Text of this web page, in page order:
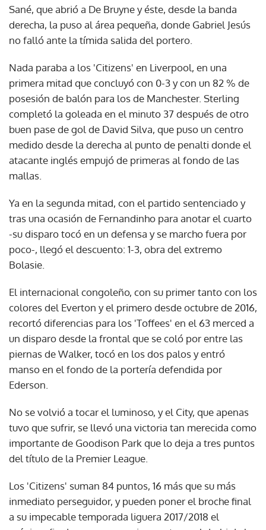
Sané, que abrió a De Bruyne y éste, desde la banda
derecha, la puso al área pequeña, donde Gabriel Jesús
no falló ante la tímida salida del portero.
Nada paraba a los 'Citizens' en Liverpool, en una
primera mitad que concluyó con 0-3 y con un 82 % de
posesión de balón para los de Manchester. Sterling
completó la goleada en el minuto 37 después de otro
buen pase de gol de David Silva, que puso un centro
medido desde la derecha al punto de penalti donde el
atacante inglés empujó de primeras al fondo de las
mallas.
Ya en la segunda mitad, con el partido sentenciado y
tras una ocasión de Fernandinho para anotar el cuarto
-su disparo tocó en un defensa y se marcho fuera por
poco-, llegó el descuento: 1-3, obra del extremo
Bolasie.
El internacional congoleño, con su primer tanto con los
colores del Everton y el primero desde octubre de 2016,
recortó diferencias para los 'Toffees' en el 63 merced a
un disparo desde la frontal que se coló por entre las
piernas de Walker, tocó en los dos palos y entró
manso en el fondo de la portería defendida por
Ederson.
No se volvió a tocar el luminoso, y el City, que apenas
tuvo que sufrir, se llevó una victoria tan merecida como
importante de Goodison Park que lo deja a tres puntos
del título de la Premier League.
Los 'Citizens' suman 84 puntos, 16 más que su más
inmediato perseguidor, y pueden poner el broche final
a su impecable temporada liguera 2017/2018 el